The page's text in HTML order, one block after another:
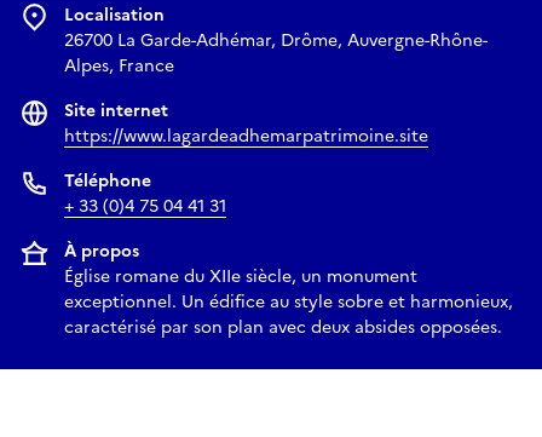
Localisation
26700 La Garde-Adhémar, Drôme, Auvergne-Rhône-
Alpes, France
Site internet
https://www.lagardeadhemarpatrimoine.site
Téléphone
+ 33 (0)4 75 04 41 31
À propos
Église romane du XIIe siècle, un monument
exceptionnel. Un édifice au style sobre et harmonieux,
caractérisé par son plan avec deux absides opposées.